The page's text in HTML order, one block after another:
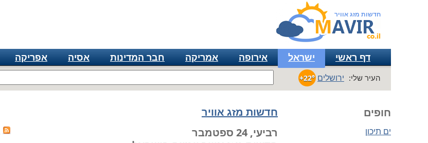
חדשות מזג אוויר
דף ראשי ישראל אירופה אמריקה חבר המדינות אסיה אפריקה
העיר שלי: ירושלים +22°
חופים
ים תיכון
חדשות מזג אוויר
רביעי, 24 ספטמבר